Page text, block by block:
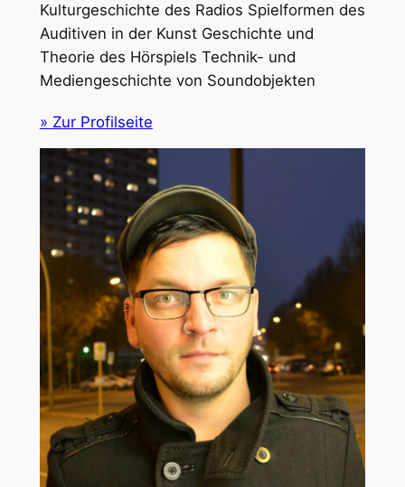
Kulturgeschichte des Radios Spielformen des
Auditiven in der Kunst Geschichte und
Theorie des Hörspiels Technik- und
Mediengeschichte von Soundobjekten
» Zur Profilseite